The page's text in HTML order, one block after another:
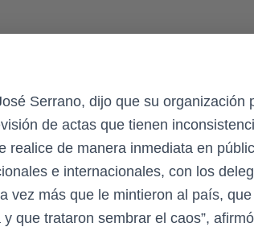
Serrano, dijo que su organización
de actas que tienen
realice de manera inmediata en
e internacionales, con los
vez más que le mintieron al país,
que trataron sembrar el caos”,